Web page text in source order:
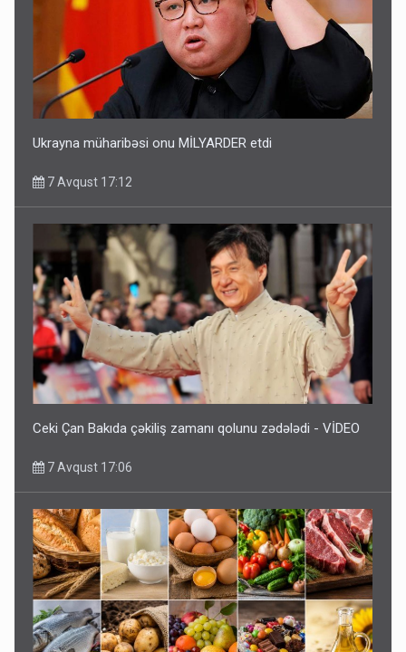
Ukrayna müharibəsi onu MİLYARDER etdi
7 Avqust 17:12
Ceki Çan Bakıda çəkiliş zamanı qolunu zədələdi - VİDEO
7 Avqust 17:06